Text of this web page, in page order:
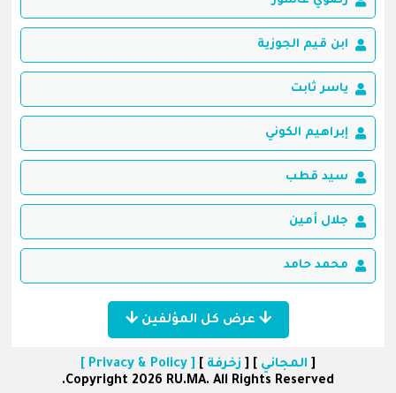
ابن قيم الجوزية
ياسر ثابت
إبراهيم الكوني
سيد قطب
جلال أمين
محمد حامد
عرض كل المؤلفين
[ المجاني ] [ زخرفة ]
[ Privacy & Policy ]
Copyright 2026 RU.MA. All Rights Reserved.